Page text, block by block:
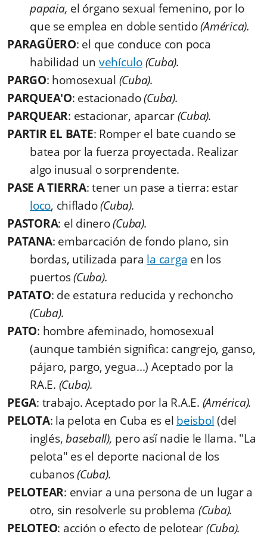
papaia, el órgano sexual femenino, por lo
que se emplea en doble sentido(América).
PARAGÜERO: el que conduce con poca
habilidad un vehículo (Cuba).
PARGO: homosexual (Cuba).
PARQUEA'O: estacionado(Cuba).
PARQUEAR: estacionar, aparcar(Cuba).
PARTIR EL BATE: Romper el bate cuando se
batea por la fuerza proyectada. Realizar
algo inusual o sorprendente.
PASE A TIERRA: tener un pase a tierra: estar
loco, chiflado(Cuba).
PASTORA: el dinero(Cuba).
PATANA: embarcación de fondo plano, sin
bordas, utilizada para la carga en los
puertos(Cuba).
PATATO: de estatura reducida y rechoncho
(Cuba).
PATO: hombre afeminado, homosexual
(aunque también significa: cangrejo, ganso,
pájaro, pargo, yegua...) Aceptado por la
RA.E. (Cuba).
PEGA: trabajo. Aceptado por la R.A.E. (América).
PELOTA: la pelota en Cuba es el beisbol(del
inglés,baseball), pero así́ nadie le llama. "La
pelota" es el deporte nacional de los
cubanos(Cuba).
PELOTEAR: enviar a una persona de un lugar a
otro, sin resolverle su problema (Cuba).
PELOTEO: acción o efecto de pelotear(Cuba).